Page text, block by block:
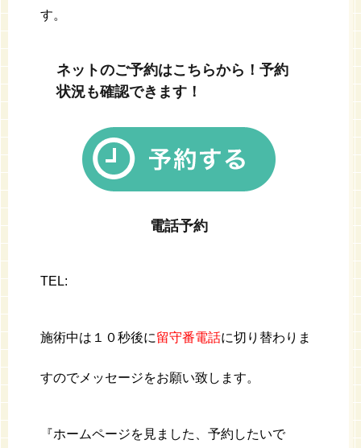
す。
ネットのご予約はこちらから！予約
状況も確認できます！
電話予約
TEL:
施術中は１０秒後に留守番電話に切り替わりま
すのでメッセージをお願い致します。
『ホームページを見ました、予約したいで